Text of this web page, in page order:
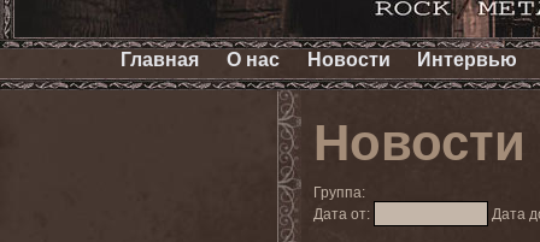
Главная О нас Новости Интервью
Новости
Группа:
Дата от:
Дата